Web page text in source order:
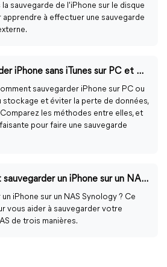
sauvegarde de l'iPhone sur le disque
apprendre à effectuer une sauvegarde
Comment sauvegarder iPhone sans iTunes sur PC et Mac
sauvegarder iPhone sur PC ou
stockage et éviter la perte de données,
les méthodes entre elles, et
pour faire une sauvegarde
[2 façons] Comment sauvegarder un iPhone sur un NAS Synology
iPhone sur un NAS Synology ? Ce
vous aider à sauvegarder votre
de trois manières.